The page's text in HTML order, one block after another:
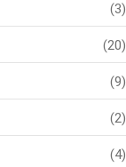
(3)
(20)
(9)
(2)
(4)